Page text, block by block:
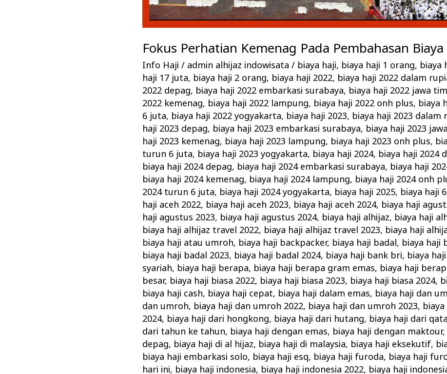
Fokus Perhatian Kemenag Pada Pembahasan
Info Haji / admin alhijaz indowisata/ biaya haji, biaya haji 1 orang, biaya
haji 17 juta, biaya haji 2 orang, biaya haji 2022, biaya haji 2022 dalam
2022 depag, biaya haji 2022 embarkasi surabaya, biaya haji 2022 jawa
2022 kemenag, biaya haji 2022 lampung, biaya haji 2022 onh plus, biaya
6 juta, biaya haji 2022 yogyakarta, biaya haji 2023, biaya haji 2023 dalam
haji 2023 depag, biaya haji 2023 embarkasi surabaya, biaya haji 2023
haji 2023 kemenag, biaya haji 2023 lampung, biaya haji 2023 onh plus,
turun 6 juta, biaya haji 2023 yogyakarta, biaya haji 2024, biaya haji 2024
biaya haji 2024 depag, biaya haji 2024 embarkasi surabaya, biaya haji
biaya haji 2024 kemenag, biaya haji 2024 lampung, biaya haji 2024 onh
2024 turun 6 juta, biaya haji 2024 yogyakarta, biaya haji 2025, biaya haji
haji aceh 2022, biaya haji aceh 2023, biaya haji aceh 2024, biaya haji
haji agustus 2023, biaya haji agustus 2024, biaya haji alhijaz, biaya haji
biaya haji alhijaz travel 2022, biaya haji alhijaz travel 2023, biaya haji
biaya haji atau umroh, biaya haji backpacker, biaya haji badal, biaya haji
biaya haji badal 2023, biaya haji badal 2024, biaya haji bank bri, biaya
syariah, biaya haji berapa, biaya haji berapa gram emas, biaya haji
besar, biaya haji biasa 2022, biaya haji biasa 2023, biaya haji biasa 2024,
biaya haji cash, biaya haji cepat, biaya haji dalam emas, biaya haji dan
dan umroh, biaya haji dan umroh 2022, biaya haji dan umroh 2023,
2024, biaya haji dari hongkong, biaya haji dari hutang, biaya haji dari
dari tahun ke tahun, biaya haji dengan emas, biaya haji dengan maktour,
depag, biaya haji di al hijaz, biaya haji di malaysia, biaya haji eksekutif,
biaya haji embarkasi solo, biaya haji esq, biaya haji furoda, biaya haji
hari ini, biaya haji indonesia, biaya haji indonesia 2022, biaya haji